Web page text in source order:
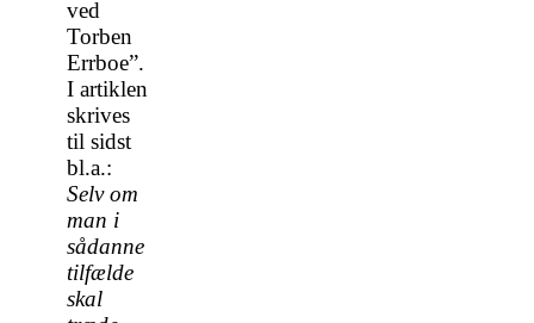
ved
Torben
Errboe”.
I artiklen
skrives
til sidst
bl.a.:
Selv om
man i
sådanne
tilfælde
skal